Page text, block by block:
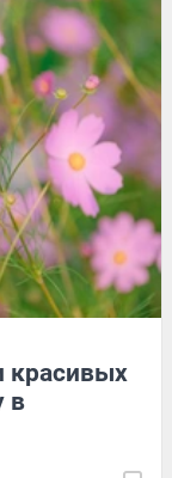
красивых
в